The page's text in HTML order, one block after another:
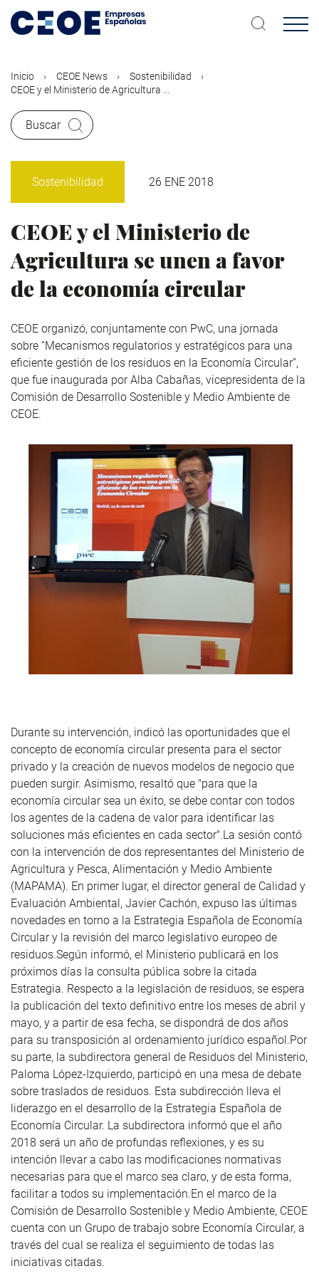
contenido
Inicio CEOE News
Sostenibilidad
CEOE y el Ministerio de Agricultura ...
Buscar
Sostenibilidad 26 ENE 2018
CEOE y el Ministerio de
Agricultura se unen a favor
de la economía circular
CEOE organizó, conjuntamente con PwC, una jornada
sobre “Mecanismos regulatorios y estratégicos para una
eficiente gestión de los residuos en la Economía Circular”,
que fue inaugurada por Alba Cabañas, vicepresidenta de la
Comisión de Desarrollo Sostenible y Medio Ambiente de
CEOE.
Durante su intervención, indicó las oportunidades que el
concepto de economía circular presenta para el sector
privado y la creación de nuevos modelos de negocio que
pueden surgir. Asimismo, resaltó que "para que la
economía circular sea un éxito, se debe contar con todos
los agentes de la cadena de valor para identificar las
soluciones más eficientes en cada sector".La sesión contó
con la intervención de dos representantes del Ministerio de
Agricultura y Pesca, Alimentación y Medio Ambiente
(MAPAMA). En primer lugar, el director general de Calidad y
Evaluación Ambiental, Javier Cachón, expuso las últimas
novedades en torno a la Estrategia Española de Economía
Circular y la revisión del marco legislativo europeo de
residuos.Según informó, el Ministerio publicará en los
próximos días la consulta pública sobre la citada
Estrategia. Respecto a la legislación de residuos, se espera
la publicación del texto definitivo entre los meses de abril y
mayo, y a partir de esa fecha, se dispondrá de dos años
para su transposición al ordenamiento jurídico español.Por
su parte, la subdirectora general de Residuos del Ministerio,
Paloma López-Izquierdo, participó en una mesa de debate
sobre traslados de residuos. Esta subdirección lleva el
liderazgo en el desarrollo de la Estrategia Española de
Economía Circular. La subdirectora informó que el año
2018 será un año de profundas reflexiones, y es su
intención llevar a cabo las modificaciones normativas
necesarias para que el marco sea claro, y de esta forma,
facilitar a todos su implementación.En el marco de la
Comisión de Desarrollo Sostenible y Medio Ambiente, CEOE
cuenta con un Grupo de trabajo sobre Economía Circular, a
través del cual se realiza el seguimiento de todas las
iniciativas citadas.